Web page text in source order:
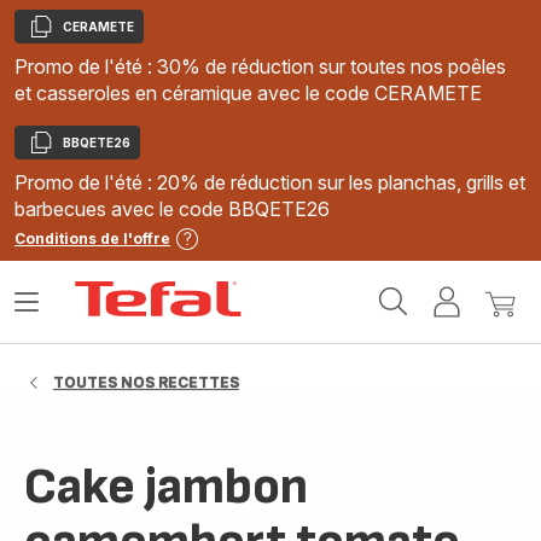
Copier
CERAMETE
Promo de l'été : 30% de réduction sur toutes nos poêles
et casseroles en céramique avec le code CERAMETE
Copier
BBQETE26
Promo de l'été : 20% de réduction sur les planchas, grills et
barbecues avec le code BBQETE26
Conditions de l'offre
MonMon
Ouvrir
TOUTES NOS RECETTES
Cake jambon